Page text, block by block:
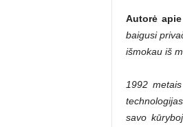
Autorė
baigusi
išmokau iš
1992
savo